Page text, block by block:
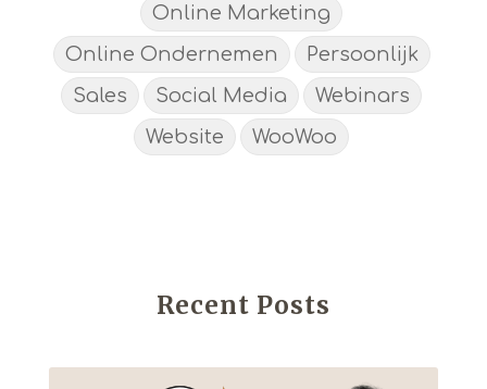
Online Marketing
Online Ondernemen
Persoonlijk
Sales
Social Media
Webinars
Website
WooWoo
Recent Posts